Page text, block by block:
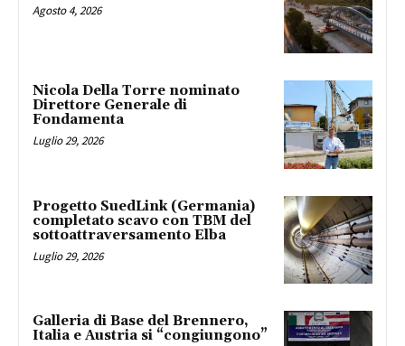
Agosto 4, 2026
Nicola Della Torre nominato
Direttore Generale di
Fondamenta
Luglio 29, 2026
Progetto SuedLink (Germania)
completato scavo con TBM del
sottoattraversamento Elba
Luglio 29, 2026
Galleria di Base del Brennero,
Italia e Austria si “congiungono”